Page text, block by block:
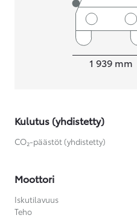
Leveys
1 939 mm
Kulutus (yhdistetty)
CO₂-päästöt (yhdistetty)
Moottori
Iskutilavuus
Teho